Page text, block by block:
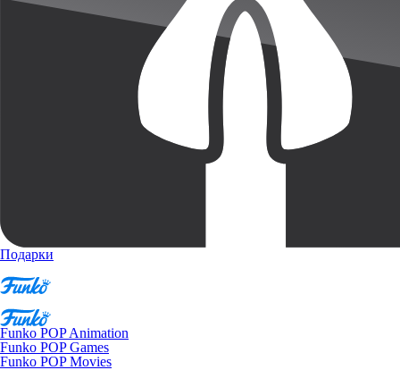
Подарки
Funko POP Animation
Funko POP Games
Funko POP Movies